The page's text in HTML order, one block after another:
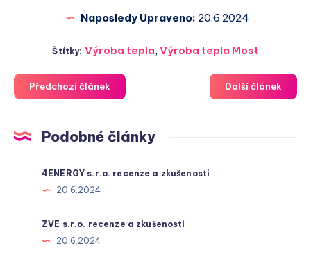
Naposledy Upraveno: 20.6.2024
Štítky: Výroba tepla, Výroba tepla Most
Předchozí článek Další článek
Podobné články
4ENERGY s.r.o. recenze a zkušenosti
20.6.2024
ZVE s.r.o. recenze a zkušenosti
20.6.2024